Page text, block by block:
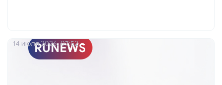
14 июля 2026, 07:52